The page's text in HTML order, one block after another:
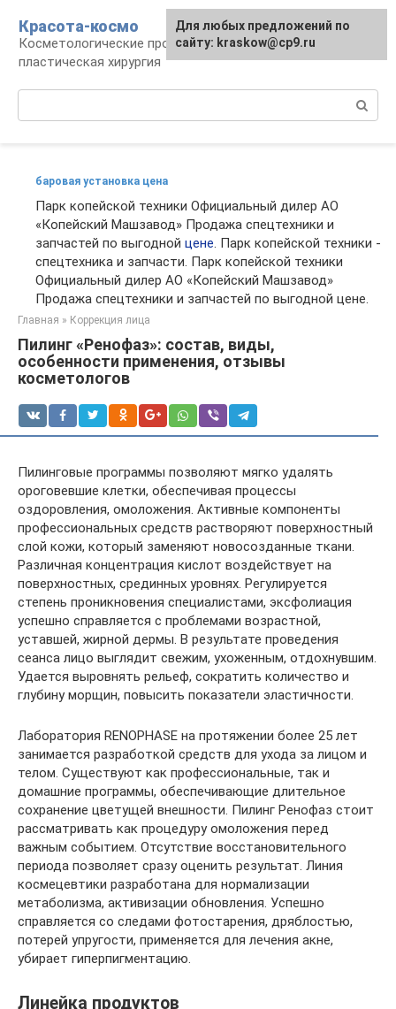
контенту
Красота-космо
Косметологические процедуры,
пластическая хирургия
баровая установка цена
Парк копейской техники Официальный дилер АО
«Копейский Машзавод» Продажа спецтехники и
запчастей по выгодной цене. Парк копейской техники -
спецтехника и запчасти. Парк копейской техники
Официальный дилер АО «Копейский Машзавод»
Продажа спецтехники и запчастей по выгодной цене.
Главная » Коррекция лица
Пилинг «Ренофаз»: состав, виды,
особенности применения, отзывы
косметологов
Пилинговые программы позволяют мягко удалять
ороговевшие клетки, обеспечивая процессы
оздоровления, омоложения. Активные компоненты
профессиональных средств растворяют поверхностный
слой кожи, который заменяют новосозданные ткани.
Различная концентрация кислот воздействует на
поверхностных, срединных уровнях. Регулируется
степень проникновения специалистами, эксфолиация
успешно справляется с проблемами возрастной,
уставшей, жирной дермы. В результате проведения
сеанса лицо выглядит свежим, ухоженным, отдохнувшим.
Удается выровнять рельеф, сократить количество и
глубину морщин, повысить показатели эластичности.
Лаборатория RENOPHASE на протяжении более 25 лет
занимается разработкой средств для ухода за лицом и
телом. Существуют как профессиональные, так и
домашние программы, обеспечивающие длительное
сохранение цветущей внешности. Пилинг Ренофаз стоит
рассматривать как процедуру омоложения перед
важным событием. Отсутствие восстановительного
периода позволяет сразу оценить результат. Линия
космецевтики разработана для нормализации
метаболизма, активизации обновления. Успешно
справляется со следами фотостарения, дряблостью,
потерей упругости, применяется для лечения акне,
убирает гиперпигментацию.
Линейка продуктов
Для любых предложений по
сайту: kraskow@cp9.ru